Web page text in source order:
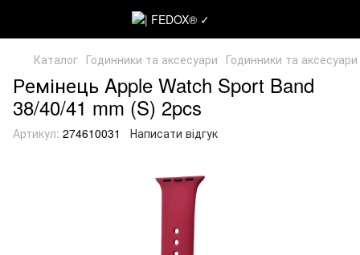
Каталог Годинники та аксесуари Годинники та
Ремінець Apple Watch Sport Band
38/40/41 mm (S) 2pcs
Артикул: 274610031 Написати відгук